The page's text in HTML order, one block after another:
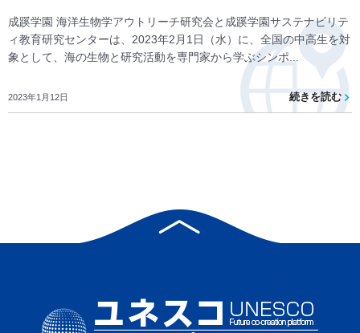
成蹊学園 海洋生物学アウトリーチ研究会と成蹊学園サステナビリテ
ィ教育研究センターは、2023年2月1日（水）に、全国の中高生を対
象として、海の生物と研究活動を専門家から学ぶシンポ...
2023年1月12日 続きを読む